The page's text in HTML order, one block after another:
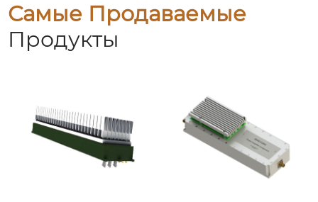
Самые Продаваемые
Продукты